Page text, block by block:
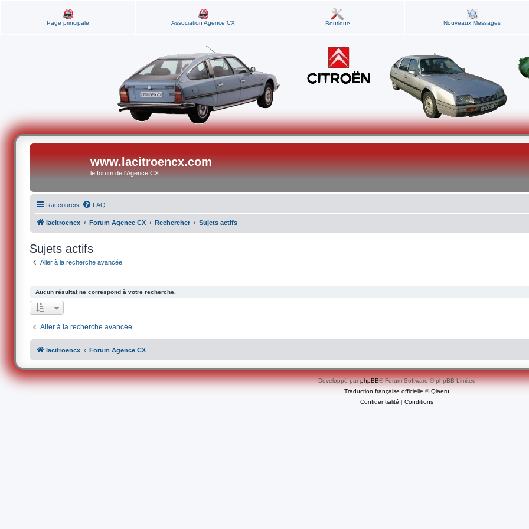
Page principale Association Agence CX Boutique Nouveaux Messages
www.lacitroencx.com
le forum de l'Agence CX
Raccourcis FAQ
lacitroencx Forum Agence CX Rechercher Sujets actifs
Sujets actifs
Aller à la recherche avancée
Aucun résultat ne correspond à votre recherche.
Aller à la recherche avancée
lacitroencx Forum Agence CX
Développé parphpBB® Forum Software © phpBB Limited
Traduction française officielle ©Qiaeru
Confidentialité | Conditions